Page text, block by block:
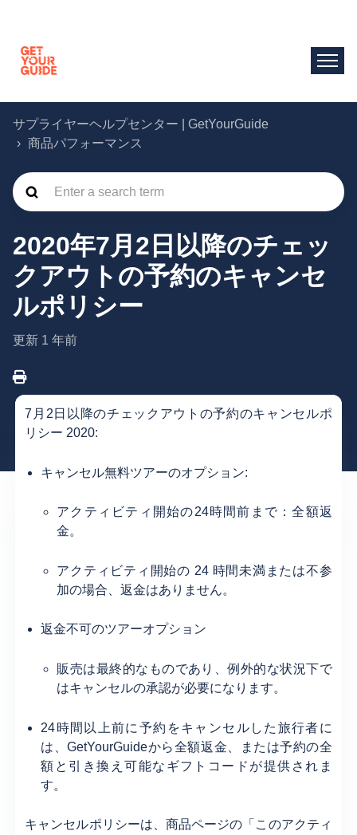
サプライヤーヘルプセンター | GetYourGuide
商品パフォーマンス
2020年7月2日以降のチェッ
クアウトの予約のキャンセ
ルポリシー
更新 1 年前
7月2日以降のチェックアウトの予約のキャンセルポ
リシー 2020:
キャンセル無料ツアーのオプション:
アクティビティ開始の24時間前まで：全額返
金。
アクティビティ開始の 24 時間未満または不参
加の場合、返金はありません。
返金不可のツアーオプション
販売は最終的なものであり、例外的な状況下で
はキャンセルの承認が必要になります。
24時間以上前に予約をキャンセルした旅行者に
は、GetYourGuideから全額返金、または予約の全
額と引き換え可能なギフトコードが提供されま
す。
キャンセルポリシーは、商品ページの「このアクティ